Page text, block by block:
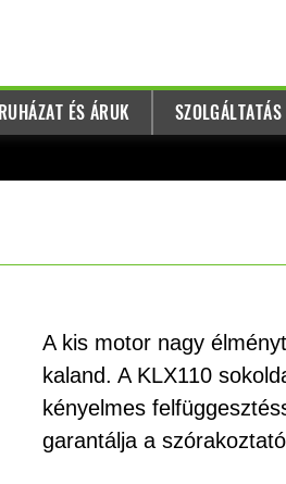
RUHÁZAT ÉS ÁRUK SZOLGÁLTATÁS
A kis motor nagy
kaland. A KLX110
kényelmes
garantálja a